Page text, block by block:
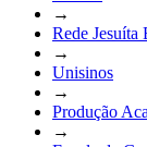
→
Rede Jesuíta
→
Unisinos
→
Produção
→